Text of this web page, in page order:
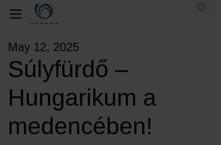
May 12, 2025
Súlyfürdő –
Hungarikum a
medencében!